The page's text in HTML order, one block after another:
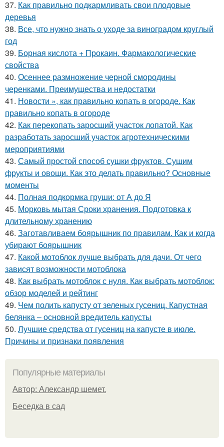
37. Как правильно подкармливать свои плодовые
деревья
38. Все, что нужно знать о уходе за виноградом круглый
год
39. Борная кислота + Прокаин. Фармакологические
свойства
40. Осеннее размножение черной смородины
черенками. Преимущества и недостатки
41. Новости », как правильно копать в огороде. Как
правильно копать в огороде
42. Как перекопать заросший участок лопатой. Как
разработать заросший участок агротехническими
мероприятиями
43. Самый простой способ сушки фруктов. Сушим
фрукты и овощи. Как это делать правильно? Основные
моменты
44. Полная подкормка груши: от А до Я
45. Морковь мытая Сроки хранения. Подготовка к
длительному хранению
46. Заготавливаем боярышник по правилам. Как и когда
убирают боярышник
47. Какой мотоблок лучше выбрать для дачи. От чего
зависят возможности мотоблока
48. Как выбрать мотоблок с нуля. Как выбрать мотоблок:
обзор моделей и рейтинг
49. Чем полить капусту от зеленых гусениц. Капустная
белянка – основной вредитель капусты
50. Лучшие средства от гусениц на капусте в июле.
Причины и признаки появления
Популярные материалы
Автор: Александр шемет.
Беседка в сад